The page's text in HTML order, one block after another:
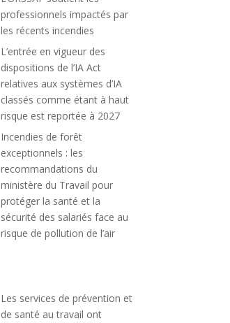
professionnels impactés par
les récents incendies
L’entrée en vigueur des
dispositions de l’IA Act
relatives aux systèmes d’IA
classés comme étant à haut
risque est reportée à 2027
Incendies de forêt
exceptionnels : les
recommandations du
ministère du Travail pour
protéger la santé et la
sécurité des salariés face au
risque de pollution de l’air
Les services de prévention et
de santé au travail ont